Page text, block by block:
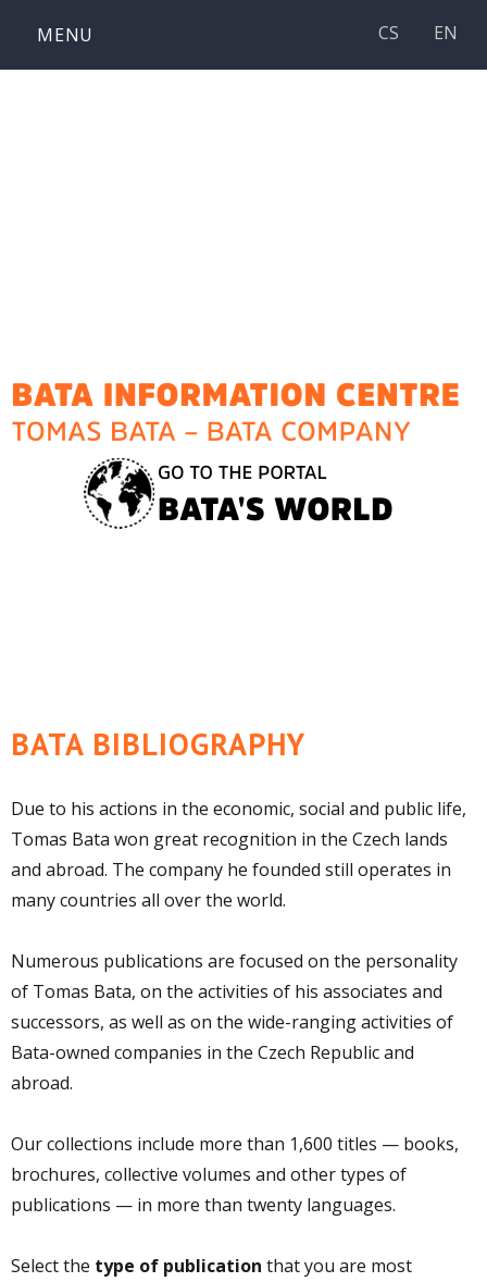
content
MENU CS EN
BATA BIBLIOGRAPHY
Due to his actions in the economic, social and public life,
Tomas Bata won great recognition in the Czech lands
and abroad. The company he founded still operates in
many countries all over the world.
Numerous publications are focused on the personality
of Tomas Bata, on the activities of his associates and
successors, as well as on the wide-ranging activities of
Bata-owned companies in the Czech Republic and
abroad.
Our collections include more than 1,600 titles — books,
brochures, collective volumes and other types of
publications — in more than twenty languages.
Select the type of publication that you are most